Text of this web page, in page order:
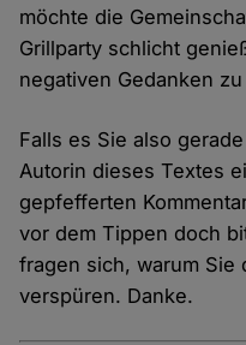
möchte die
Grillparty schlicht
negativen Gedanken
Falls es Sie also
Autorin dieses Textes
gepfefferten
vor dem Tippen doch
fragen sich, warum Sie
verspüren. Danke.